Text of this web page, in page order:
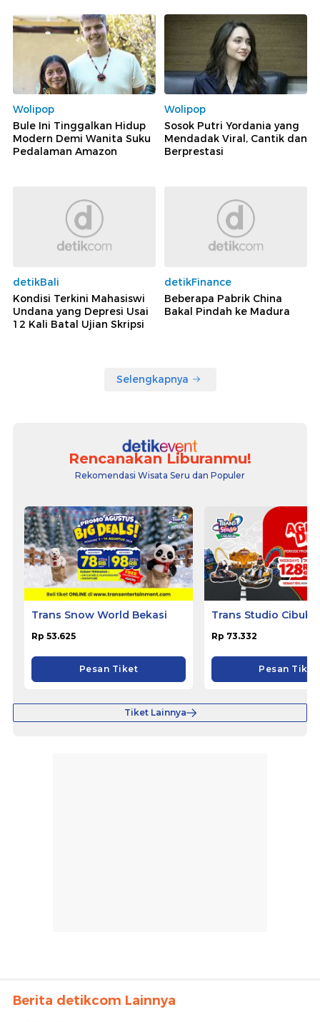
Wolipop
Bule Ini Tinggalkan Hidup
Modern Demi Wanita Suku
Pedalaman Amazon
Wolipop
Sosok Putri Yordania yang
Mendadak Viral, Cantik dan
Berprestasi
detikBali
Kondisi Terkini Mahasiswi
Undana yang Depresi Usai
12 Kali Batal Ujian Skripsi
detikFinance
Beberapa Pabrik China
Bakal Pindah ke Madura
Selengkapnya
Rencanakan Liburanmu!
Rekomendasi Wisata Seru dan Populer
Trans Snow World Bekasi
Rp 53.625
Pesan Tiket
Trans Studio
Rp 73.332
Pesan Tiket
Tiket Lainnya
Berita detikcom Lainnya